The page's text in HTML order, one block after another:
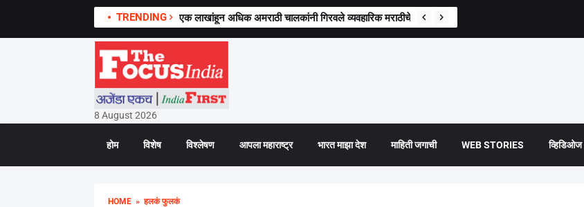
TRENDING एक लाखांहून अधिक अमराठी चालकांनी गिरवले व्यवहारिक मराठीचे धडे, परिवहन मंत्री प्रताप सरनाईक यांची माहिती
8 August 2026
होम विशेष विश्लेषण आपला महाराष्ट्र भारत माझा देश माहिती जगाची WEB STORIES व्हिडिओज
HOME» हलकं फुलकं